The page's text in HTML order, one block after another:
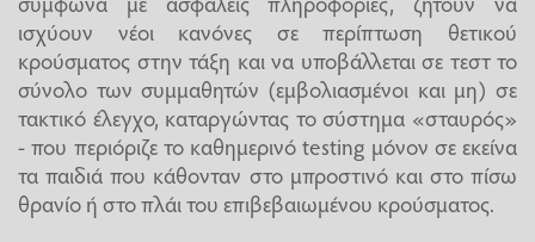
ισχύουν νέοι κανόνες σε περίπτωση θετικού
κρούσματος στην τάξη και να υποβάλλεται σε τεστ το
σύνολο των συμμαθητών (εμβολιασμένοι και μη) σε
τακτικό έλεγχο, καταργώντας το σύστημα «σταυρός»
- που περιόριζε το καθημερινό testing μόνον σε εκείνα
τα παιδιά που κάθονταν στο μπροστινό και στο πίσω
θρανίο ή στο πλάι του επιβεβαιωμένου κρούσματος.